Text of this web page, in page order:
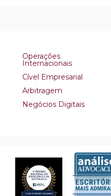
Operações
Internacionais
Cível Empresarial
Arbitragem
Negócios Digitais